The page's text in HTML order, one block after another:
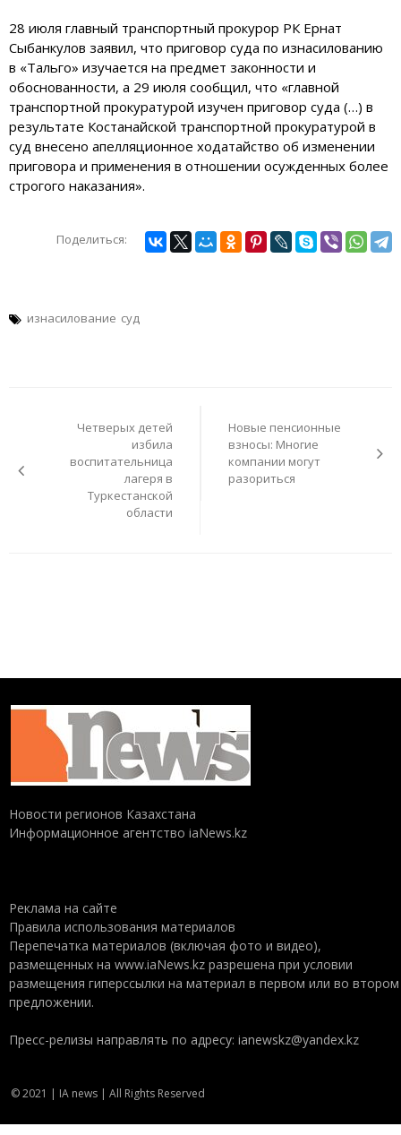
28 июля главный транспортный прокурор РК Ернат
Сыбанкулов заявил, что приговор суда по изнасилованию
в «Тальго» изучается на предмет законности и
обоснованности, а 29 июля сообщил, что «главной
транспортной прокуратурой изучен приговор суда (…) в
результате Костанайской транспортной прокуратурой в
суд внесено апелляционное ходатайство об изменении
приговора и применения в отношении осужденных более
строгого наказания».
Поделиться:
изнасилование суд
Четверых детей
избила
воспитательница
лагеря в
Туркестанской
области
Новые пенсионные
взносы: Многие
компании могут
разориться
Новости регионов Казахстана
Информационное агентство iaNews.kz
Реклама на сайте
Правила использования материалов
Перепечатка материалов (включая фото и видео),
размещенных на www.iaNews.kz разрешена при условии
размещения гиперссылки на материал в первом или во втором
предложении.
Пресс-релизы направлять по адресу: ianewskz@yandex.kz
© 2021 | IA news | All Rights Reserved